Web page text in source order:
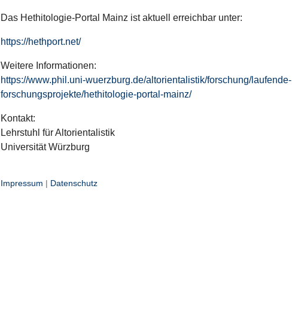
Das Hethitologie-Portal Mainz ist aktuell erreichbar unter:
https://hethport.net/
Weitere Informationen:
https://www.phil.uni-wuerzburg.de/altorientalistik/forschung/laufende-
forschungsprojekte/hethitologie-portal-mainz/
Kontakt:
Lehrstuhl für Altorientalistik
Universität Würzburg
Impressum | Datenschutz